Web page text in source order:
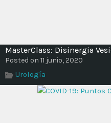
MasterClass: Disinergia
Posted on 11 junio, 2020
Urología